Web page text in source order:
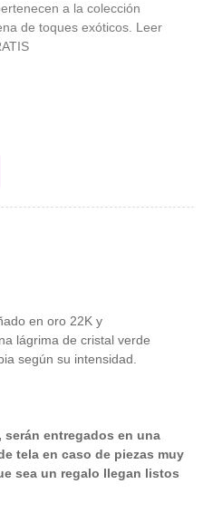
a la colección
de toques exóticos. Leer
en oro 22K y
lágrima de cristal verde
según su intensidad.
entregados en una
tela en caso de piezas muy
sea un regalo llegan listos